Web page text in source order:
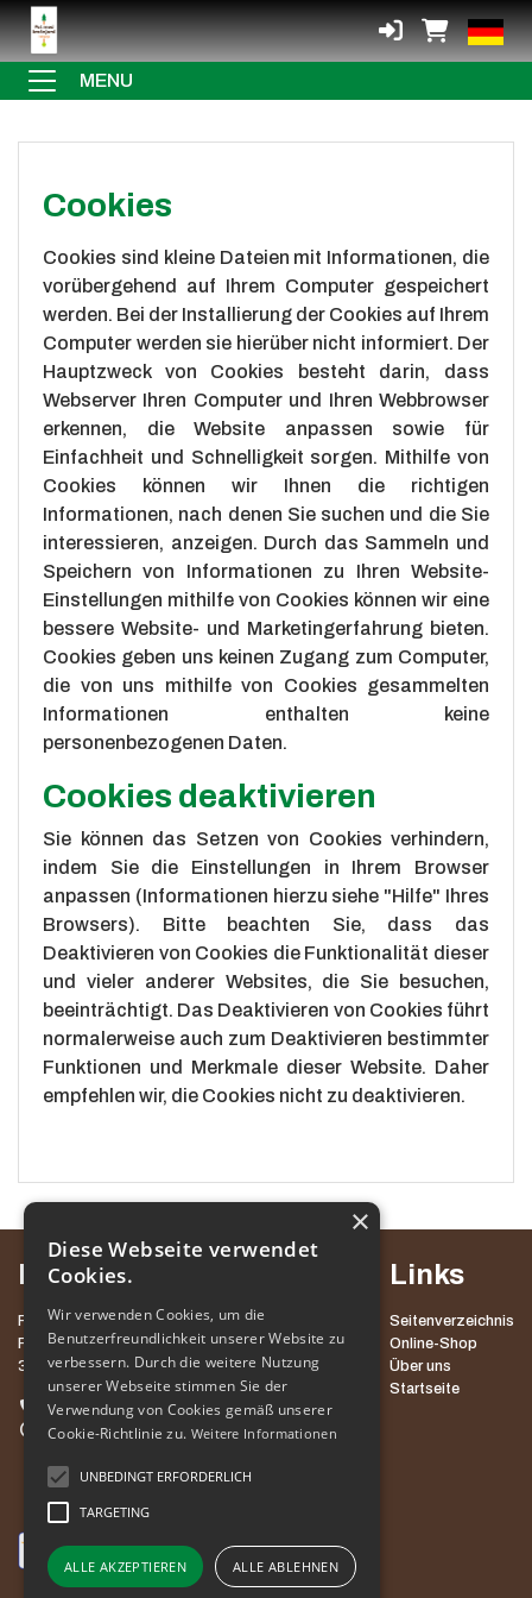
MENU
Cookies
Cookies sind kleine Dateien mit Informationen, die
vorübergehend auf Ihrem Computer gespeichert
werden. Bei der Installierung der Cookies auf Ihrem
Computer werden sie hierüber nicht informiert. Der
Hauptzweck von Cookies besteht darin, dass
Webserver Ihren Computer und Ihren Webbrowser
erkennen, die Website anpassen sowie für
Einfachheit und Schnelligkeit sorgen. Mithilfe von
Cookies können wir Ihnen die richtigen
Informationen, nach denen Sie suchen und die Sie
interessieren, anzeigen. Durch das Sammeln und
Speichern von Informationen zu Ihren Website-
Einstellungen mithilfe von Cookies können wir eine
bessere Website- und Marketingerfahrung bieten.
Cookies geben uns keinen Zugang zum Computer,
die von uns mithilfe von Cookies gesammelten
Informationen enthalten keine
personenbezogenen Daten.
Cookies deaktivieren
Sie können das Setzen von Cookies verhindern,
indem Sie die Einstellungen in Ihrem Browser
anpassen (Informationen hierzu siehe "Hilfe" Ihres
Browsers). Bitte beachten Sie, dass das
Deaktivieren von Cookies die Funktionalität dieser
und vieler anderer Websites, die Sie besuchen,
beeinträchtigt. Das Deaktivieren von Cookies führt
normalerweise auch zum Deaktivieren bestimmter
Funktionen und Merkmale dieser Website. Daher
empfehlen wir, die Cookies nicht zu deaktivieren.
Kontakt
POT MED KROŠNJAMI POHORJE, D.O.O.
ROGLA 111
3214 ZREČE
+386 3 757 60 60
info@potpohorje.si
Links
Seitenverzeichnis
Online-Shop
Über uns
Startseite
×
Diese Webseite verwendet
Cookies.
Wir verwenden Cookies, um die
Benutzerfreundlichkeit unserer Website zu
verbessern. Durch die weitere Nutzung
unserer Webseite stimmen Sie der
Verwendung von Cookies gemäß unserer
Cookie-Richtlinie zu. Weitere Informationen
UNBEDINGT ERFORDERLICH
TARGETING
ALLE AKZEPTIEREN ALLE ABLEHNEN